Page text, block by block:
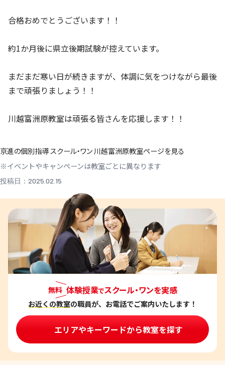
合格おめでとうございます！！
約1か月後に県立後期試験が控えています。
まだまだ寒い日が続きますが、体調に気をつけながら最後
まで頑張りましょう！！
川越富洲原教室は頑張る皆さんを応援します！！
京進の個別指導 スクール・ワン 川越富洲原教室ページを見る
※イベントやキャンペーンは教室ごとに異なります
投稿日：2025.02.15
無料 体験授業でスクール・ワンを実感
お近くの教室の職員が、お電話でご案内いたします！
エリアやキーワードから教室を探す